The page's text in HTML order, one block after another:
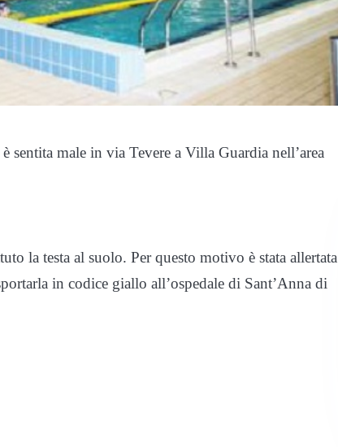
male in via Tevere a Villa Guardia nell’area
la testa al suolo. Per questo motivo è stata allertata
in codice giallo all’ospedale di Sant’Anna di